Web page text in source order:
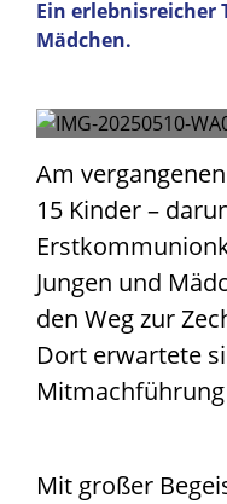
Ein erlebnisreicher
Mädchen.
Am
15 Kinder –
Jungen und
den Weg zur
Dort erwartete
Mit großer